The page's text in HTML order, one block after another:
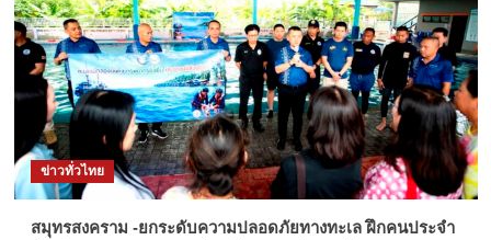
ข่าวทั่วไทย
สมุทรสงคราม -ยกระดับความปลอดภัยทางทะเล ฝึกคนประจำ